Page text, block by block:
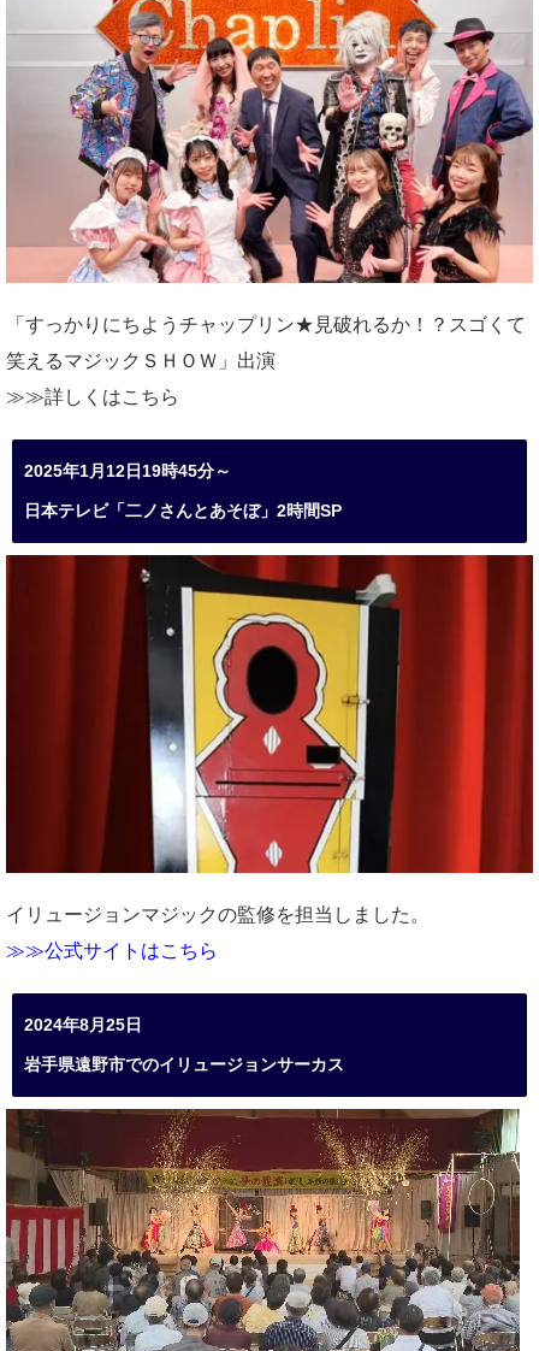
「すっかりにちようチャップリン★見破れるか！？スゴくて
笑えるマジックＳＨＯＷ」出演
≫≫詳しくはこちら
2025年1月12日19時45分～
日本テレビ「二ノさんとあそぼ」2時間SP
イリュージョンマジックの監修を担当しました。
≫≫公式サイトはこちら
2024年8月25日
岩手県遠野市でのイリュージョンサーカス